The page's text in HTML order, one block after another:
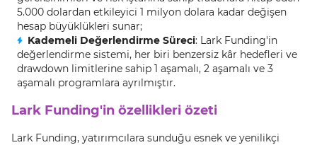
5.000 dolardan etkileyici 1 milyon dolara kadar değişen
hesap büyüklükleri sunar;
Kademeli Değerlendirme Süreci: Lark Funding'in
değerlendirme sistemi, her biri benzersiz kâr hedefleri ve
drawdown limitlerine sahip 1 aşamalı, 2 aşamalı ve 3
aşamalı programlara ayrılmıştır.
Lark Funding'in özellikleri özeti
Lark Funding, yatırımcılara sunduğu esnek ve yenilikçi